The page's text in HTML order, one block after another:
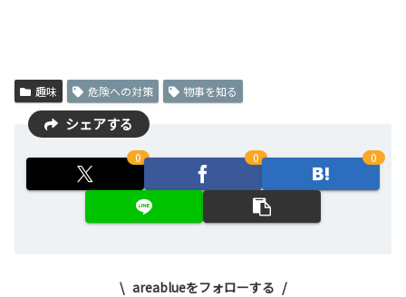
趣味 危険への対策 物事を知る
シェアする
0 0 0
areablueをフォローする